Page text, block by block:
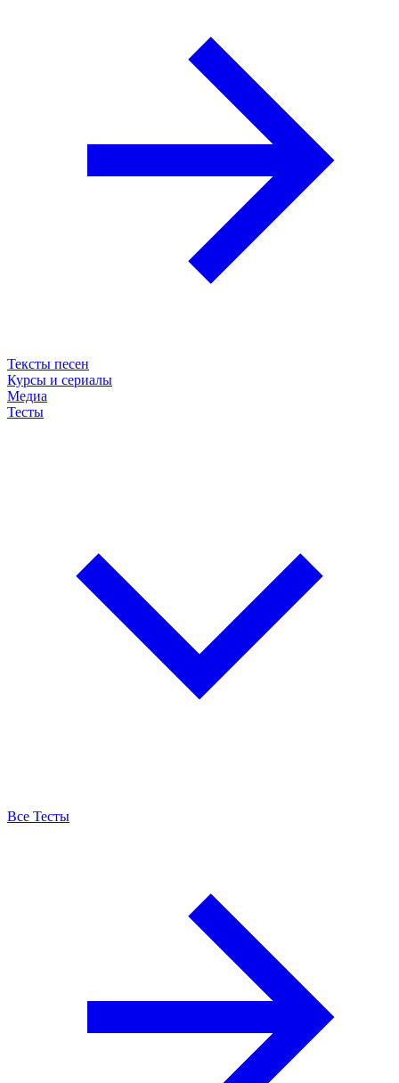
Тексты песен
Курсы и сериалы
Медиа
Тесты
Все Тесты